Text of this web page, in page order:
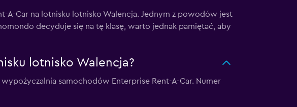
Car na lotnisku lotnisko Walencja. Jednym z powodów jest
decyduje się na tę klasę, warto jednak pamiętać, aby
lotnisko Walencja?
samochodów Enterprise Rent-A-Car. Numer